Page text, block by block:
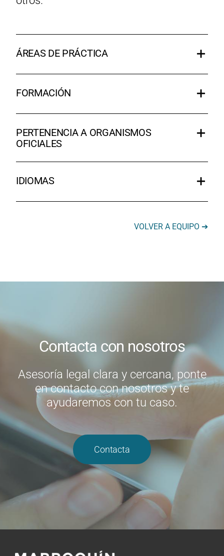
ÁREAS DE PRÁCTICA
FORMACIÓN
PERTENENCIA A ORGANISMOS
OFICIALES
IDIOMAS
VOLVER A EQUIPO ➔
Contacta con nosotros
Asesoría legal clara y cercana, ponte
en contacto con nosotros y te
ayudaremos con tu caso.
Contacta